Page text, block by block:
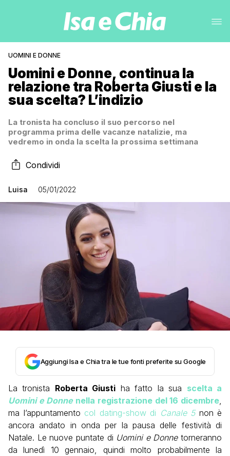
UOMINI E DONNE
Uomini e Donne, continua la
relazione tra Roberta Giusti e la
sua scelta? L’indizio
La tronista ha concluso il suo percorso nel
programma prima delle vacanze natalizie, ma
vedremo in onda la scelta la prossima settimana
Condividi
Luisa 05/01/2022
Aggiungi Isa e Chia tra le tue fonti preferite su Google
La tronista Roberta Giusti ha fatto la sua scelta a
Uomini e Donnenella registrazione del 16 dicembre
ma l’appuntamento col dating-show di Canale 5non è
ancora andato in onda per la pausa delle festività di
Natale. Le nuove puntate di Uomini e Donnetorneranno
da lunedì 10 gennaio, quindi molto probabilmente la